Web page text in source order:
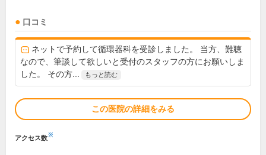
口コミ
ネットで予約して循環器科を受診しました。 当方、難聴
なので、筆談して欲しいと受付のスタッフの方にお願いしま
した。 その方...
もっと読む
この医院の詳細をみる
アクセス数※